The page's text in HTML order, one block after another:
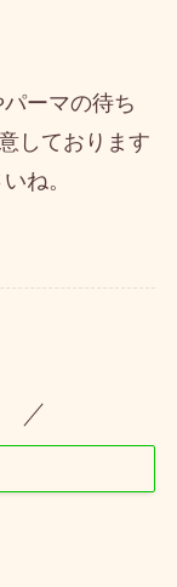
ーマの待ち
しております
ね。